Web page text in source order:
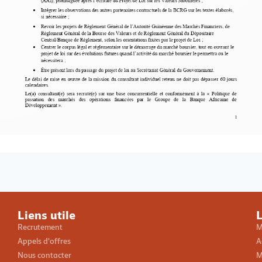
Liens utile
Recrutement
Appels d'offres
Nous contacter